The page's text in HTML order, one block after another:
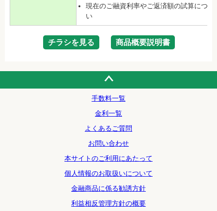
現在のご融資利率やご返済額の試算につ
い
チラシを見る 商品概要説明書
手数料一覧
金利一覧
よくあるご質問
お問い合わせ
本サイトのご利用にあたって
個人情報のお取扱いについて
金融商品に係る勧誘方針
利益相反管理方針の概要